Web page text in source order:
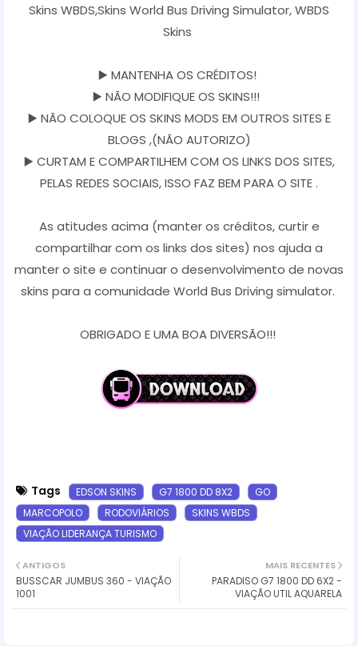
Skins WBDS,Skins World Bus Driving Simulator, WBDS
Skins
▶️ MANTENHA OS CRÉDITOS!
▶️ NÃO MODIFIQUE OS SKINS!!!
▶️ NÃO COLOQUE OS SKINS MODS EM OUTROS SITES E
BLOGS ,(NÃO AUTORIZO)
▶️ CURTAM E COMPARTILHEM COM OS LINKS DOS SITES,
PELAS REDES SOCIAIS, ISSO FAZ BEM PARA O SITE .
As atitudes acima (manter os créditos, curtir e
compartilhar com os links dos sites) nos ajuda a
manter o site e continuar o desenvolvimento de novas
skins para a comunidade World Bus Driving simulator.
OBRIGADO E UMA BOA DIVERSÃO!!!
Tags EDSON SKINS G7 1800 DD 8X2
GO
MARCOPOLO
RODOVIÁRIOS
SKINS WBDS
VIAÇÃO LIDERANÇA TURISMO
MAIS RECENTES
PARADISO G7 1800 DD 6X2 -
VIAÇÃO UTIL AQUARELA
ANTIGOS
BUSSCAR JUMBUS 360 - VIAÇÃO
1001